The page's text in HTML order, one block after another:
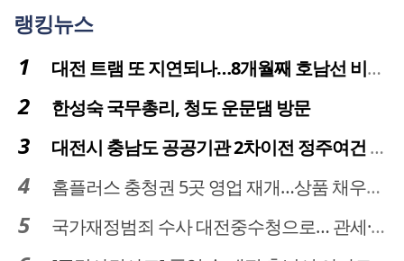
랭킹뉴스
대전 트램 또 지연되나…8개월째 호남선 비개착공사 시공사 선정 난항
한성숙 국무총리, 청도 운문댐 방문
대전시 충남도 공공기관 2차이전 정주여건 확보 시급
홈플러스 충청권 5곳 영업 재개…상품 채우기 ‘속도전’
국가재정범죄 수사 대전중수청으로… 관세·국세 수사 전문인력 주목